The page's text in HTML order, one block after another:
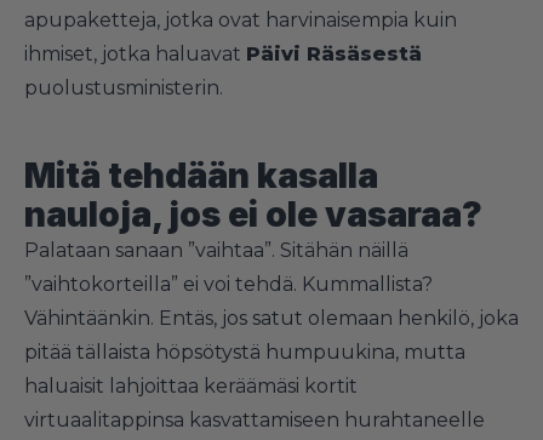
apupaketteja, jotka ovat harvinaisempia kuin
ihmiset, jotka haluavat Päivi Räsäsestä
puolustusministerin.
Mitä tehdään kasalla
nauloja, jos ei ole vasaraa?
Palataan sanaan ”vaihtaa”. Sitähän näillä
”vaihtokorteilla” ei voi tehdä. Kummallista?
Vähintäänkin. Entäs, jos satut olemaan henkilö, joka
pitää tällaista höpsötystä humpuukina, mutta
haluaisit lahjoittaa keräämäsi kortit
virtuaalitappinsa kasvattamiseen hurahtaneelle